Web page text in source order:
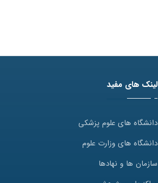
لینک های مفید
دانشگاه های علوم پزشکی
دانشگاه های وزارت علوم
سازمان ها و نهادها